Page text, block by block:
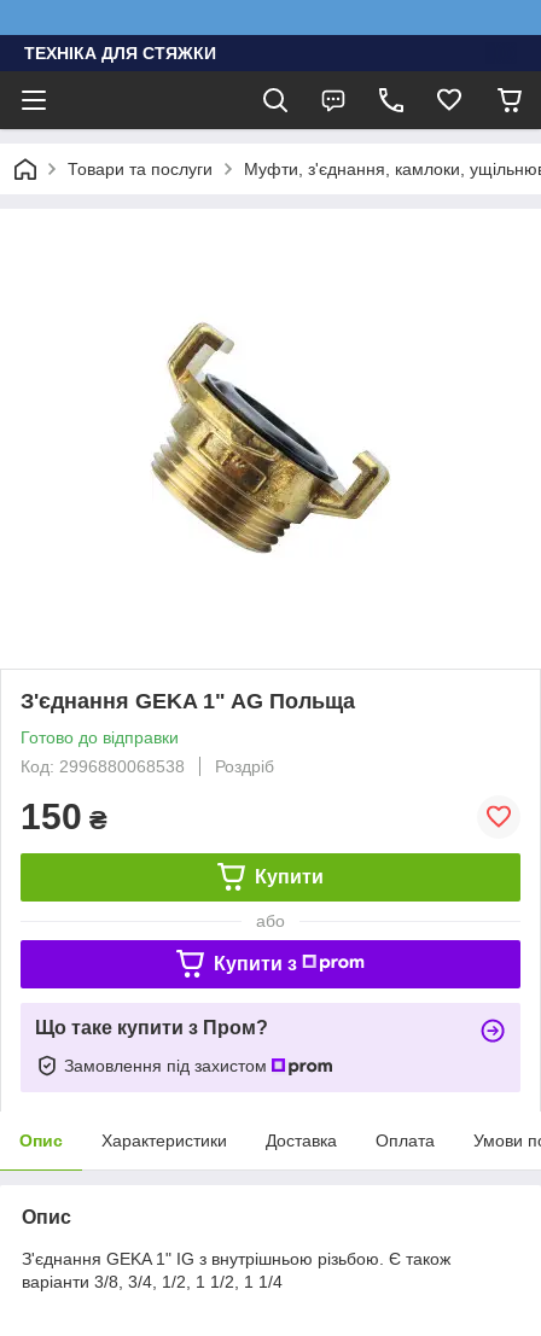
ТЕХНІКА ДЛЯ СТЯЖКИ
Товари та послуги Муфти, з'єднання, камлоки,
З'єднання GEKA 1" AG Польща
Готово до відправки
Код: 2996880068538
Роздріб
150 ₴
Купити
або
Купити з
Що таке купити з Пром?
Замовлення під захистом
Опис Характеристики Доставка Оплата Умови
Опис
З'єднання GEKA 1" IG з внутрішньою різьбою. Є також
варіанти 3/8, 3/4, 1/2, 1 1/2, 1 1/4